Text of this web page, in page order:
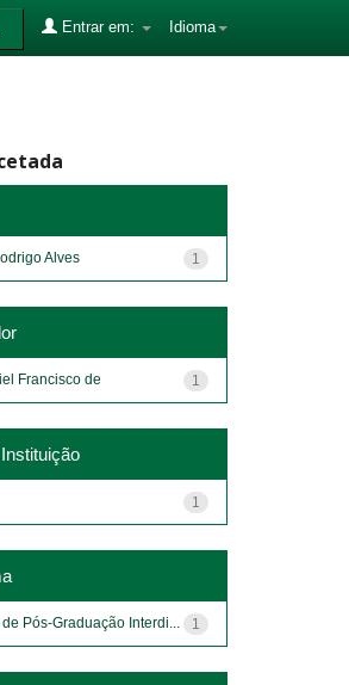
Idioma
Entrar em:
1
Alves
1
Francisco de
1
1
Pós-Graduação Interdi...